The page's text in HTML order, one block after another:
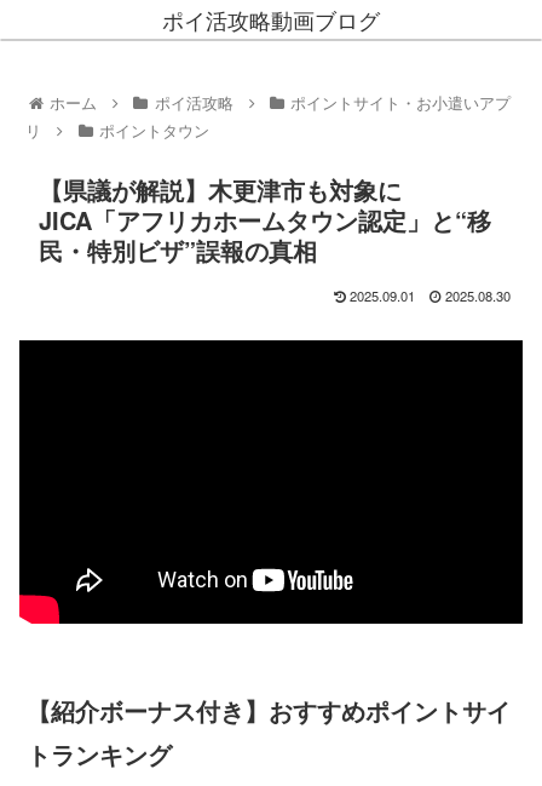
ポイ活攻略動画ブログ
ホーム ポイ活攻略
ポイントサイト・お小遣いアプ
リ
ポイントタウン
【県議が解説】木更津市も対象に
JICA「アフリカホームタウン認定」と“移
民・特別ビザ”誤報の真相
2025.09.01 2025.08.30
【紹介ボーナス付き】おすすめポイントサイ
トランキング